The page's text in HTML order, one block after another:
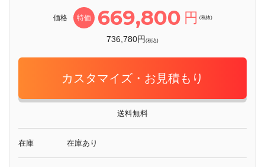
価格 特価 669,800 円 (税抜)
736,780円 (税込)
カスタマイズ・お見積もり
送料無料
在庫 在庫あり